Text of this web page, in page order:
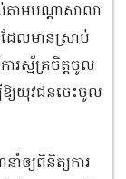
តាមបណ្ដាសាលា
ែលមានស្រាប់
រស្ម័គ្រចិត្តចូល
បីឱ្យយុវជនចេះចូល
ឲ្យពិនិត្យការ